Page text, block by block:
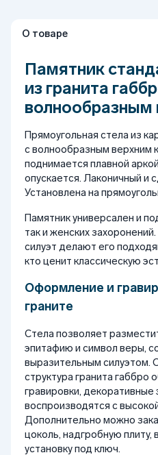
О товаре
Памятник
из гранита
волнообразным
Прямоугольная стела из
с волнообразным верхним
поднимается плавной
опускается. Лаконичный и
Установлена на
Памятник универсален и
так и женских
силуэт делают его
кто ценит классическую
Оформление и
граните
Стела позволяет
эпитафию и символ веры,
выразительным силуэтом.
структура гранита габбро
гравировки, декоративные
воспроизводятся с
Дополнительно можно
цоколь, надгробную плиту,
установку под ключ.